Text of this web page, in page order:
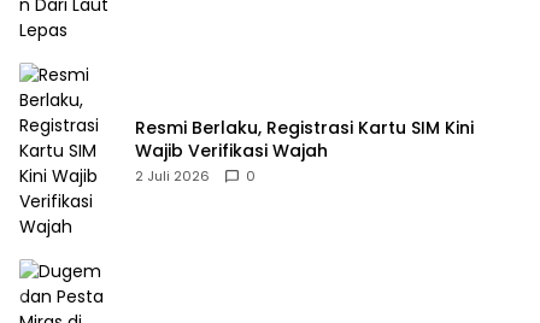
Resmi Berlaku, Registrasi Kartu SIM Kini
Wajib Verifikasi Wajah
2 Juli 2026 0